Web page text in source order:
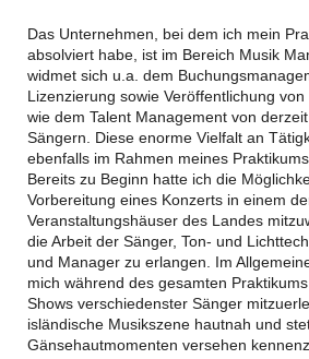
Das Unternehmen, bei dem ich mein
absolviert habe, ist im Bereich Musik
widmet sich u.a. dem
Lizenzierung sowie Veröffentlichung
wie dem Talent Management von
Sängern. Diese enorme Vielfalt an
ebenfalls im Rahmen meines
Bereits zu Beginn hatte ich die
Vorbereitung eines Konzerts in einem
Veranstaltungshäuser des Landes
die Arbeit der Sänger, Ton- und
und Manager zu erlangen. Im
mich während des gesamten
Shows verschiedenster Sänger
isländische Musikszene hautnah und
Gänsehautmomenten versehen